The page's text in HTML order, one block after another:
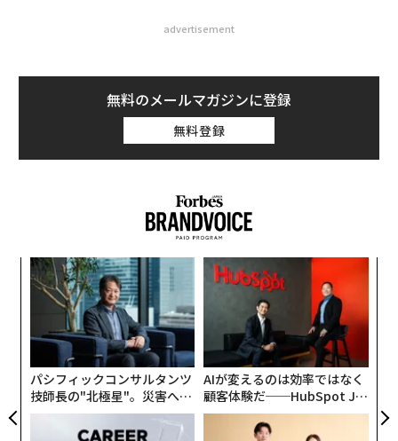
advertisement
無料のメールマガジンに登録
無料登録
パシフィックコンサルタンツ
技師長の"北極星"。災害への
無力感を乗り越え見つけた、
防災一筋20年の答え
AIが変えるのは効率ではなく
顧客体験だ──HubSpot Ja
panが語る「Grow Better」
な組織のつくり方